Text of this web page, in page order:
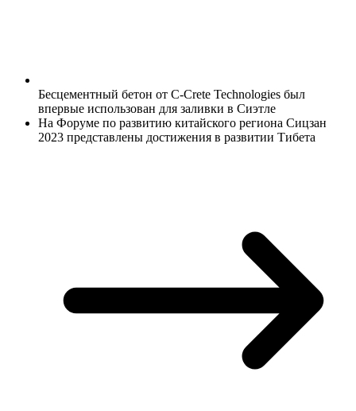
Беcцементный бетон от C-Crete Technologies был
впервые использован для заливки в Сиэтле
На Форумe по развитию китайского региона Сицзан
2023 представлены достижения в развитии Тибета